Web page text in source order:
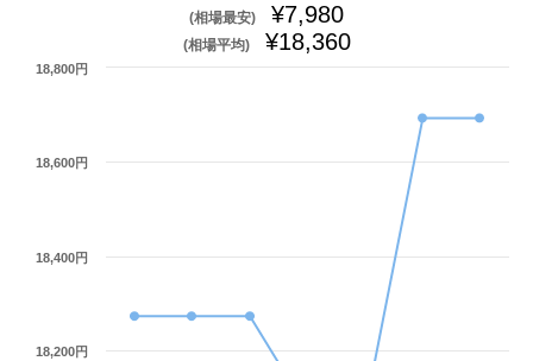
(相場最安) ¥7,980
(相場平均) ¥18,360
18,200円
18,400円
18,600円
18,800円